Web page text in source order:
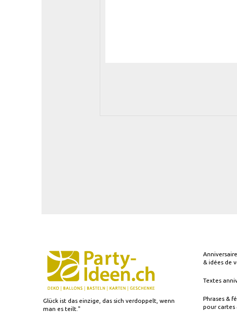
Glück ist das einzige, das sich verdoppelt, wenn
man es teilt."
& idées de
Textes
Phrases &
pour cartes